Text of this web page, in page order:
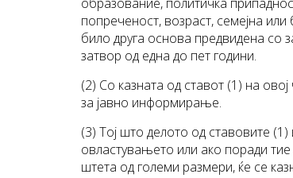
образование, политичка
попреченост, возраст, семејна или
било друга основа предвидена со
затвор од една до пет години.
(2) Со казната од ставот (1) на
за јавно информирање.
(3) Тој што делото од ставовите
овластувањето или ако поради
штета од големи размери, ќе се